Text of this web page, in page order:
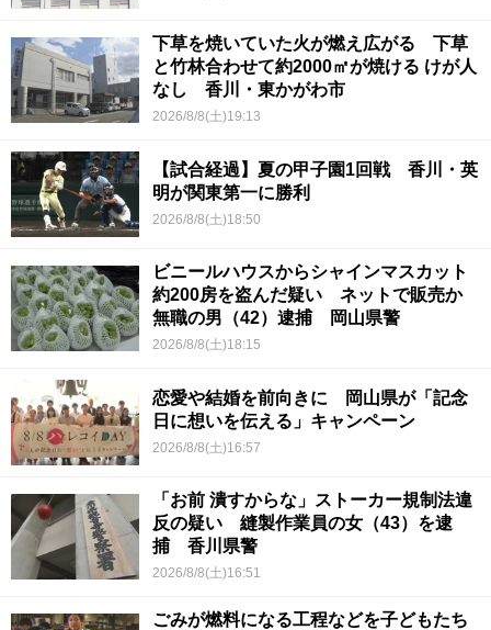
下草を焼いていた火が燃え広がる 下草
と竹林合わせて約2000㎡が焼ける けが人
なし 香川・東かがわ市
2026/8/8(土)19:13
【試合経過】夏の甲子園1回戦 香川・英
明が関東第一に勝利
2026/8/8(土)18:50
ビニールハウスからシャインマスカット
約200房を盗んだ疑い ネットで販売か
無職の男（42）逮捕 岡山県警
2026/8/8(土)18:15
恋愛や結婚を前向きに 岡山県が「記念
日に想いを伝える」キャンペーン
2026/8/8(土)16:57
「お前 潰すからな」ストーカー規制法違
反の疑い 縫製作業員の女（43）を逮
捕 香川県警
2026/8/8(土)16:51
ごみが燃料になる工程などを子どもたち